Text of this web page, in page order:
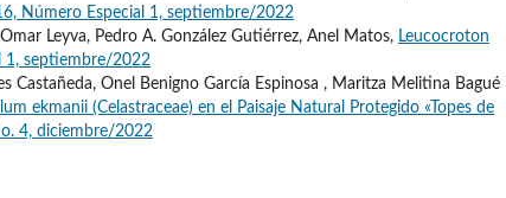
Número Especial 1, septiembre/2022
Leyva, Pedro A. González Gutiérrez, Anel Matos, Leucocroton
1, septiembre/2022
Castañeda, Onel Benigno García Espinosa , Maritza Melitina Bagué
ekmanii (Celastraceae) en el Paisaje Natural Protegido «Topes de
4, diciembre/2022